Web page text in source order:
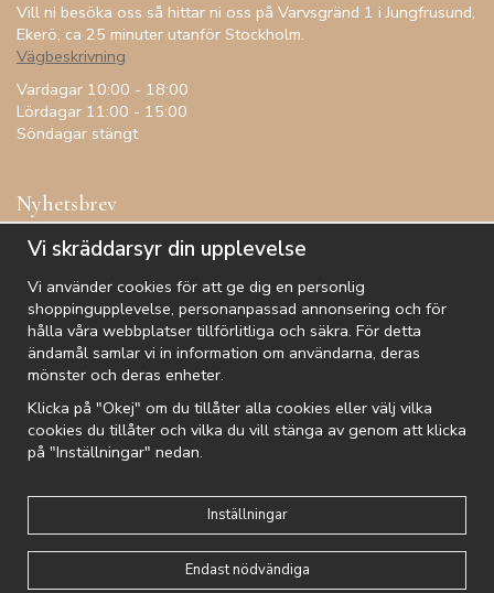
Vill ni besöka oss så hittar ni oss på Varvsgränd 1 i Jungfrusund,
Ekerö, ca 25 minuter utanför Stockholm.
Vägbeskrivning
Vardagar 10:00 - 18:00
Lördagar 11:00 - 15:00
Söndagar stängt
Nyhetsbrev
Få inspiration, förtur till kampanjer, specialerbjudanden och
De uppgifter du matar in kommer endast användas till våra nyhetsbrev.
Logga in
Om cookies Integritetspolicy
Vi skräddarsyr din upplevelse
Vi använder cookies för att ge dig en personlig
shoppingupplevelse, personanpassad annonsering och för
hålla våra webbplatser tillförlitliga och säkra. För detta
ändamål samlar vi in information om användarna, deras
mönster och deras enheter.
Klicka på "Okej" om du tillåter alla cookies eller välj vilka
cookies du tillåter och vilka du vill stänga av genom att klicka
på "Inställningar" nedan.
Inställningar
Endast nödvändiga